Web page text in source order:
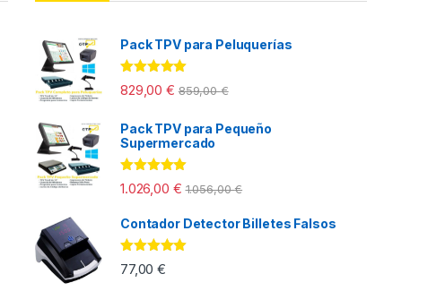
130,00 € hasta 280,00 €
Pack TPV para Peluquerías
Valorado con
5.00de 5
829,00€ 859,00€
Pack TPV para Pequeño
Supermercado
Valorado con
5.00de 5
1.026,00 € 1.056,00€
Contador Detector Billetes Falsos
Valorado con
5.00de 5
77,00€